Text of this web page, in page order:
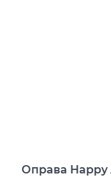
Оправа Happy